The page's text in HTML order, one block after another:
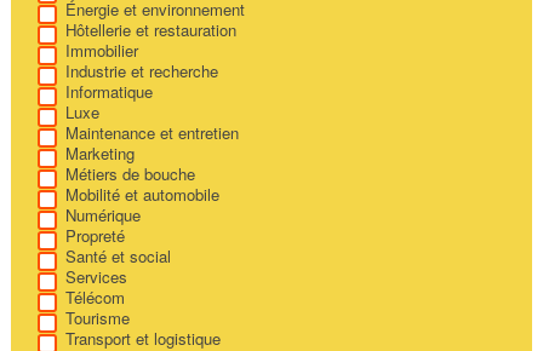
Énergie et environnement
Hôtellerie et restauration
Immobilier
Industrie et recherche
Informatique
Luxe
Maintenance et entretien
Marketing
Métiers de bouche
Mobilité et automobile
Numérique
Propreté
Santé et social
Services
Télécom
Tourisme
Transport et logistique